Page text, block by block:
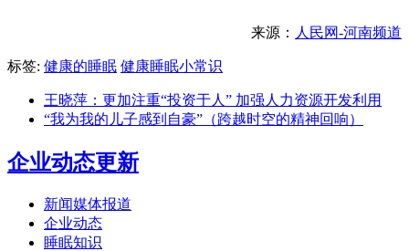
来源： 人民网-河南频道
标签: 健康的睡眠 健康睡眠小常识
王晓萍：更加注重“投资于人” 加强人力资源开发利用
“我为我的儿子感到自豪”（跨越时空的精神回响）
企业动态更新
新闻媒体报道
企业动态
睡眠知识